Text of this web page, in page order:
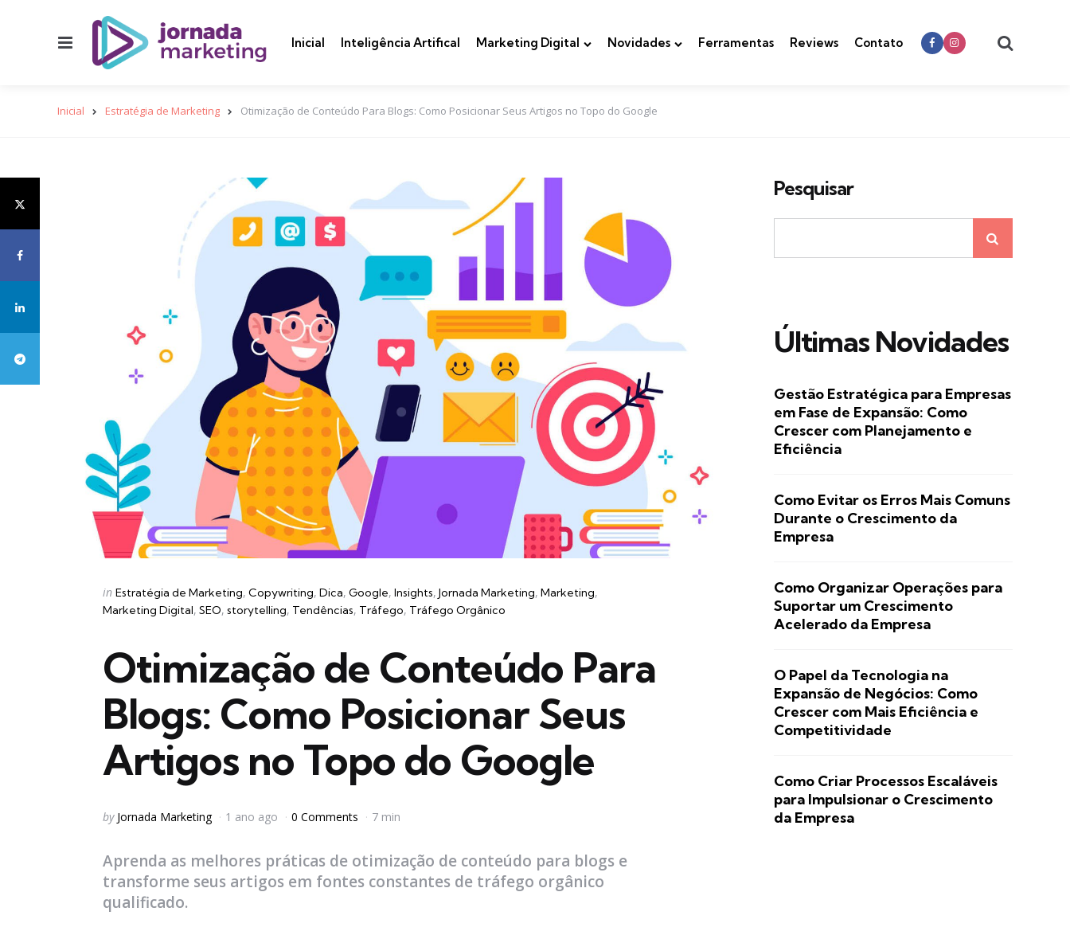
Inicial Inteligência Artifical Marketing Digital Novidades Ferramentas Reviews Contato
Inicial Estratégia de Marketing Otimização de Conteúdo Para Blogs: Como Posicionar Seus Artigos no Topo do Google
Categories
Posted
in
in Estratégia de Marketing Copywriting Dica Google Insights Jornada Marketing Marketing
Marketing Digital SEO storytelling Tendências Tráfego Tráfego Orgânico
Otimização de Conteúdo Para
Blogs: Como Posicionar Seus
Artigos no Topo do Google
Posted
by Jornada Marketing 1 ano ago 0 Comments 7 min
Aprenda as melhores práticas de otimização de conteúdo para blogs e
transforme seus artigos em fontes constantes de tráfego orgânico
qualificado.
Pesquisar
Últimas Novidades
Gestão Estratégica para Empresas
em Fase de Expansão: Como
Crescer com Planejamento e
Eficiência
Como Evitar os Erros Mais Comuns
Durante o Crescimento da
Empresa
Como Organizar Operações para
Suportar um Crescimento
Acelerado da Empresa
O Papel da Tecnologia na
Expansão de Negócios: Como
Crescer com Mais Eficiência e
Competitividade
Como Criar Processos Escaláveis
para Impulsionar o Crescimento
da Empresa